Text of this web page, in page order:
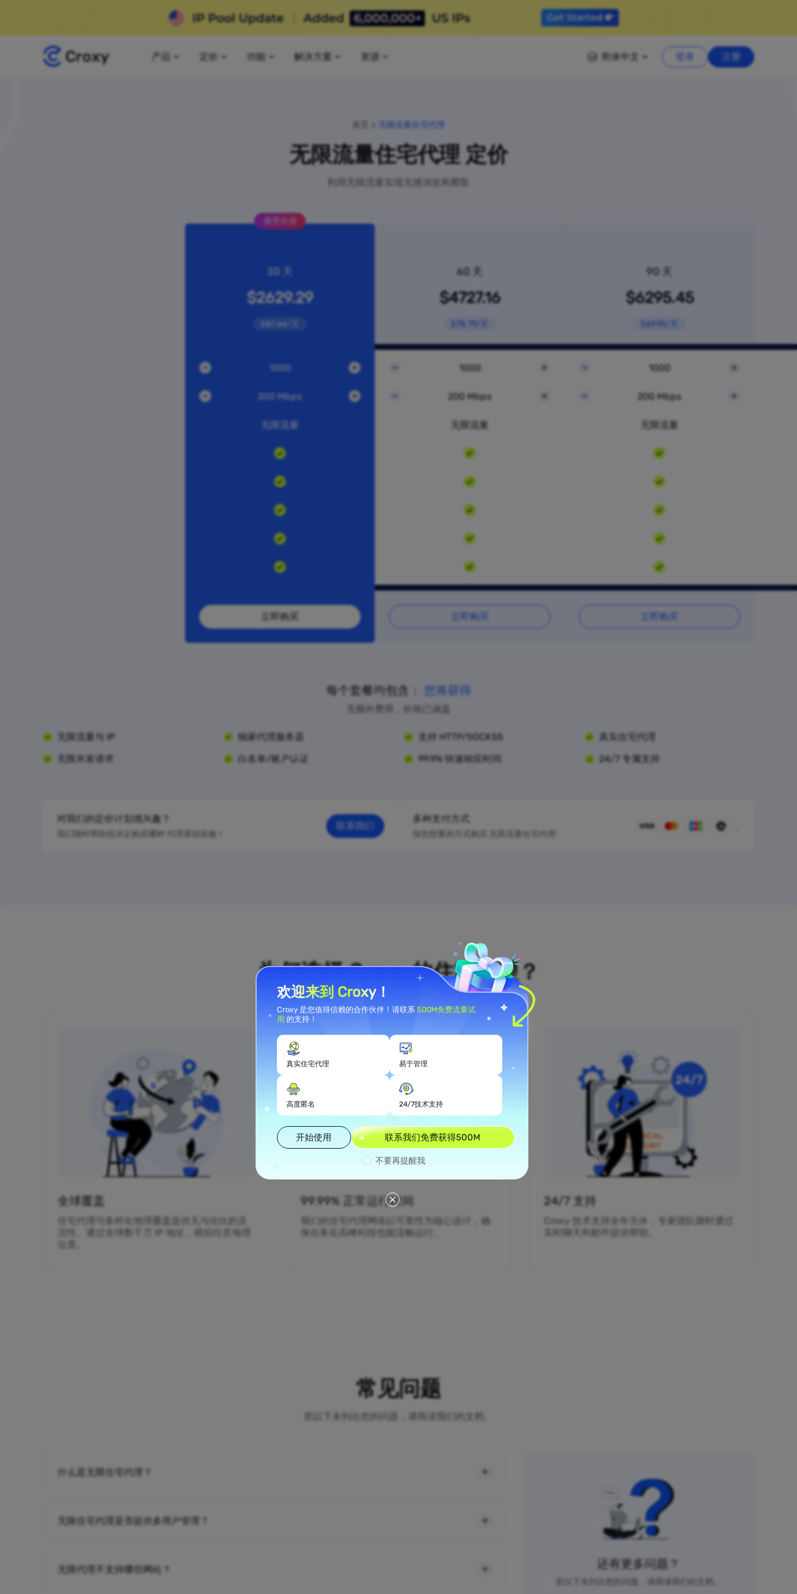
产品 定价 功能 解决方案 资源 简体中文 登录 注册
无限流量住宅代理
无限流量住宅代理 定价
30 天
$2629.29
$87.64/天
1000
200 Mbps
无限流量
立即购买
60 天
$4727.16
$78.79/天
1000
200 Mbps
无限流量
立即购买
90 天
$6295.45
$69.95/天
1000
200 Mbps
无限流量
立即购买
并发数
带宽
每个套餐均包含： 您将获得
无额外费用，价格已涵盖
无限流量与 IP 独家代理服务器 支持 HTTP/SOCKS5
真实住宅代理
无限并发请求
白名单/账户认证 99.9% 快速响应时间 24/7 专属支持
对我们的定价计划感兴趣？
我们随时帮助您决定购买哪种 代理基础设施！
联系我们
多种支付方式
为何选择 Croxy 的住宅代理？
全球覆盖
住宅代理与多样化地理覆盖提供无与伦比的灵
活性。通过全球数千万 IP 地址，模拟任意地理
99.99% 正常运行时间
我们的住宅代理网络以可靠性为核心设计，确
保任务在高峰时段也能流畅运行。
24/7 支持
Croxy 技术支持全年无休，专家团队随时通过
常见问题
若以下未列出您的问题，请阅读我们的文档。
什么是无限住宅代理？
无限住宅代理是否提供多用户管理？
无限代理不支持哪些网站？ 还有更多问题？
欢迎来到 Croxy！
Croxy 是您值得信赖的合作伙伴！请联系 500M免费流量试
用 的支持！
真实住宅代理 易于管理
高度匿名 24/7技术支持
开始使用 联系我们免费获得500M
不要再提醒我